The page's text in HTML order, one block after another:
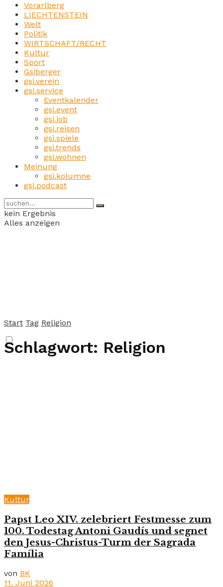
Vorarlberg
LIECHTENSTEIN
Welt
Politik
WIRTSCHAFT/RECHT
Kultur
Sport
Gsiberger
gsi.verein
gsi.service
Eventkalender
gsi.event
gsi.job
gsi.reisen
gsi.spiele
gsi.trends
gsi.wohnen
Meinung
gsi.kolumne
gsi.podcast
kein Ergebnis
Alles anzeigen
Start Tag Religion
Schlagwort: Religion
Kultur
Papst Leo XIV. zelebriert Festmesse zum
100. Todestag Antoni Gaudís und segnet
den Jesus-Christus-Turm der Sagrada
Família
von BK
11. Juni 2026